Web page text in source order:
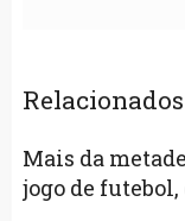
Relacionados
Mais da
jogo de